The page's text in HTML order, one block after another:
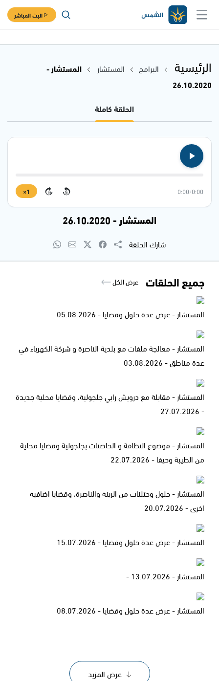
البث المباشر
الرئيسية البرامج المستشار
المستشار -
26.10.2020
الحلقة كاملة
0:00
/
0:00
15
15
1×
المستشار - 26.10.2020
شارك الحلقة
جميع الحلقات عرض الكل
المستشار - عرض عدة حلول وقضايا - 05.08.2026
المستشار - معالجة ملفات مع بلدية الناصرة و شركة الكهرباء في
عدة مناطق - 03.08.2026
المستشار - مقابلة مع درويش رابي جلجولية، وقضايا محلية جديدة
- 27.07.2026
المستشار - موضوع النظافة و الحاضنات بجلجولية وقضايا محلية
من الطيبة وحيفا - 22.07.2026
المستشار - حلول وحتلنات من الرينة والناصرة، وقضايا اضافية
اخرى - 20.07.2026
المستشار - عرض عدة حلول وقضايا - 15.07.2026
المستشار - 13.07.2026 -
المستشار - عرض عدة حلول وقضايا - 08.07.2026
عرض المزيد